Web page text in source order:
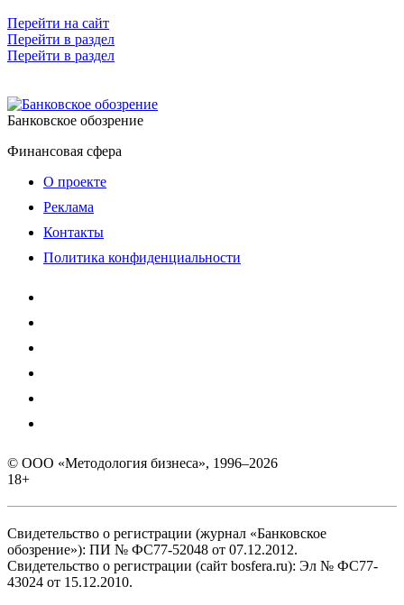
Перейти на сайт
Перейти в раздел
Перейти в раздел
Банковское обозрение
Финансовая сфера
О проекте
Реклама
Контакты
Политика конфиденциальности
© ООО «Методология бизнеса», 1996–2026
18+
Свидетельство о регистрации (журнал «Банковское
обозрение»): ПИ № ФС77-52048 от 07.12.2012.
Свидетельство о регистрации (сайт bosfera.ru): Эл № ФС77-
43024 от 15.12.2010.